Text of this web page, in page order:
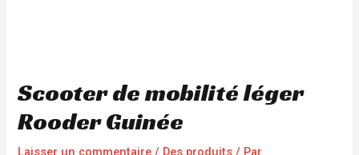
Scooter de mobilité léger
Rooder Guinée
Laisser un commentaire / Des produits / Par